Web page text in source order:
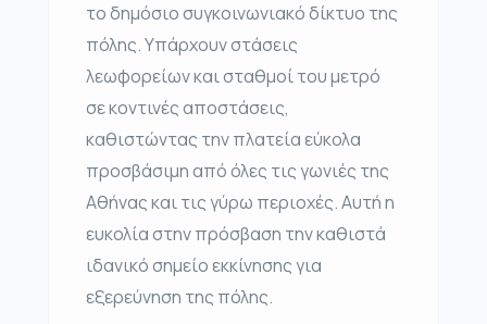
το δημόσιο συγκοινωνιακό δίκτυο της
πόλης. Υπάρχουν στάσεις
λεωφορείων και σταθμοί του μετρό
σε κοντινές αποστάσεις,
καθιστώντας την πλατεία εύκολα
προσβάσιμη από όλες τις γωνιές της
Αθήνας και τις γύρω περιοχές. Αυτή η
ευκολία στην πρόσβαση την καθιστά
ιδανικό σημείο εκκίνησης για
εξερεύνηση της πόλης.